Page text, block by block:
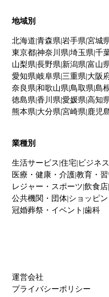
地域別
北海道 青森県 岩手県 宮城
東京都神奈川県 埼玉県 千
山梨県 長野県 新潟県 富山
愛知県 岐阜県 三重県 大阪
奈良県 和歌山県 鳥取県 島
徳島県 香川県 愛媛県 高知
熊本県 大分県 宮崎県 鹿児
業種別
生活サービス 住宅 ビジネス
医療・健康・介護教育・
レジャー・スポーツ 飲食店
公共機関・団体 ショッピ
冠婚葬祭・イベント 歯科
運営会社
プライバシーポリシー